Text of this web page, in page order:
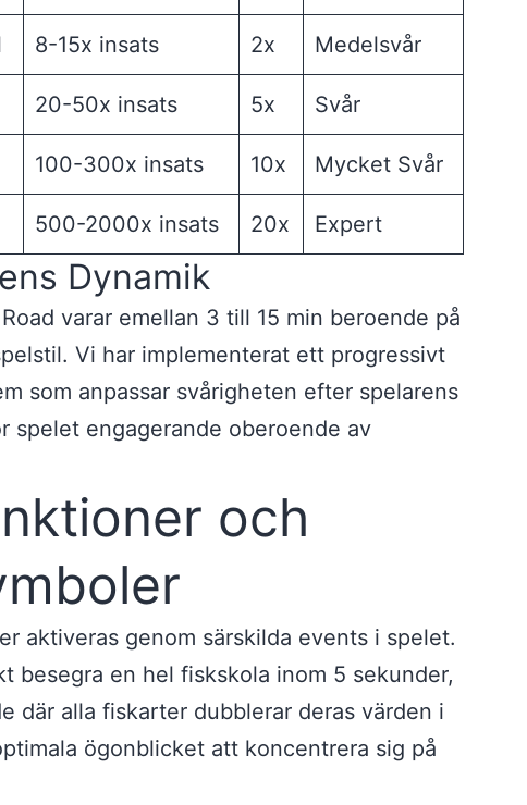
8-15x insats 2x Medelsvår
20-50x insats 5x Svår
100-300x insats 10x Mycket Svår
500-2000x insats 20x Expert
Dynamik
varar emellan 3 till 15 min beroende på
Vi har implementerat ett progressivt
som anpassar svårigheten efter spelarens
spelet engagerande oberoende av
och
aktiveras genom särskilda events i spelet.
besegra en hel fiskskola inom 5 sekunder,
där alla fiskarter dubblerar deras värden i
ögonblicket att koncentrera sig på